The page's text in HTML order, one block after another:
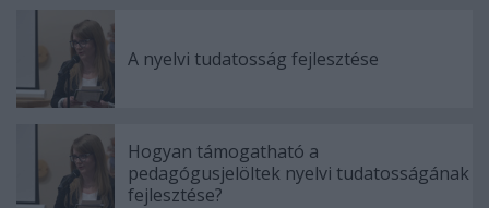
A nyelvi tudatosság fejlesztése
Hogyan támogatható a
pedagógusjelöltek nyelvi tudatosságának
fejlesztése?